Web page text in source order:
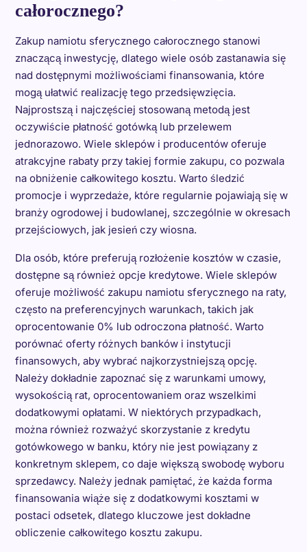
całorocznego?
Zakup namiotu sferycznego całorocznego stanowi
znaczącą inwestycję, dlatego wiele osób zastanawia się
nad dostępnymi możliwościami finansowania, które
mogą ułatwić realizację tego przedsięwzięcia.
Najprostszą i najczęściej stosowaną metodą jest
oczywiście płatność gotówką lub przelewem
jednorazowo. Wiele sklepów i producentów oferuje
atrakcyjne rabaty przy takiej formie zakupu, co pozwala
na obniżenie całkowitego kosztu. Warto śledzić
promocje i wyprzedaże, które regularnie pojawiają się w
branży ogrodowej i budowlanej, szczególnie w okresach
przejściowych, jak jesień czy wiosna.
Dla osób, które preferują rozłożenie kosztów w czasie,
dostępne są również opcje kredytowe. Wiele sklepów
oferuje możliwość zakupu namiotu sferycznego na raty,
często na preferencyjnych warunkach, takich jak
oprocentowanie 0% lub odroczona płatność. Warto
porównać oferty różnych banków i instytucji
finansowych, aby wybrać najkorzystniejszą opcję.
Należy dokładnie zapoznać się z warunkami umowy,
wysokością rat, oprocentowaniem oraz wszelkimi
dodatkowymi opłatami. W niektórych przypadkach,
można również rozważyć skorzystanie z kredytu
gotówkowego w banku, który nie jest powiązany z
konkretnym sklepem, co daje większą swobodę wyboru
sprzedawcy. Należy jednak pamiętać, że każda forma
finansowania wiąże się z dodatkowymi kosztami w
postaci odsetek, dlatego kluczowe jest dokładne
obliczenie całkowitego kosztu zakupu.